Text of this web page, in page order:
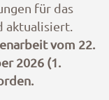
für das
aktualisiert.
vom 22.
2026 (1.